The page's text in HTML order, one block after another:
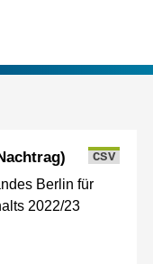
CSV
Berlin für
2022/23